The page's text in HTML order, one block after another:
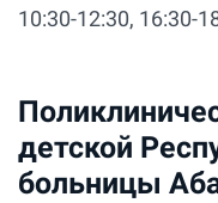
10:30-12:30, 16:30-
детской
больницы